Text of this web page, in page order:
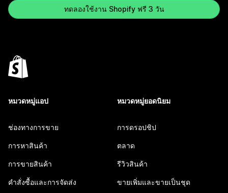
ทดลองใช้งาน Shopify ฟรี 3 วัน
หมวดหมู่แอป
ช่องทางการขาย
การหาสินค้า
การขายสินค้า
คำสั่งซื้อและการจัดส่ง
หมวดหมู่ยอดนิยม
การดรอปชิป
ตลาด
รีวิวสินค้า
ขายเพิ่มและขายเป็นชุด